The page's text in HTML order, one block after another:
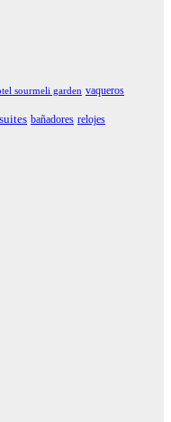
sourmeli garden vaqueros
suites bañadores relojes